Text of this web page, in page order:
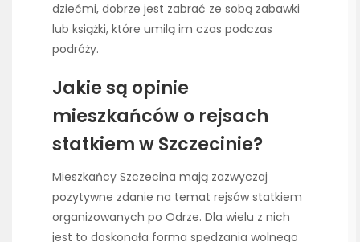
dziećmi, dobrze jest zabrać ze sobą zabawki
lub książki, które umilą im czas podczas
podróży.
Jakie są opinie
mieszkańców o rejsach
statkiem w Szczecinie?
Mieszkańcy Szczecina mają zazwyczaj
pozytywne zdanie na temat rejsów statkiem
organizowanych po Odrze. Dla wielu z nich
jest to doskonała forma spędzania wolnego